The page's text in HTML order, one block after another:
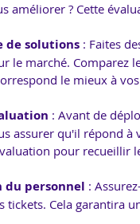
améliorer ? Cette
de solutions : Faites
le marché. Comparez
le mieux à
: Avant de
assurer qu'il répond à
pour recueillir
du personnel :
tickets. Cela garantira